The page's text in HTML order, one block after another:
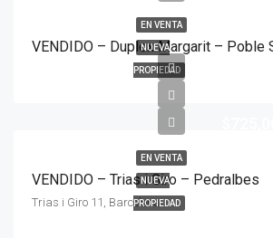
EN VENTA
NUEVA
PROPIEDAD
VENDIDO – Duplex Margarit – Poble
EN VENTA
NUEVA
PROPIEDAD
VENDIDO – Trias i Giro – Pedralbes
Trias i Giro 11, Barcelona